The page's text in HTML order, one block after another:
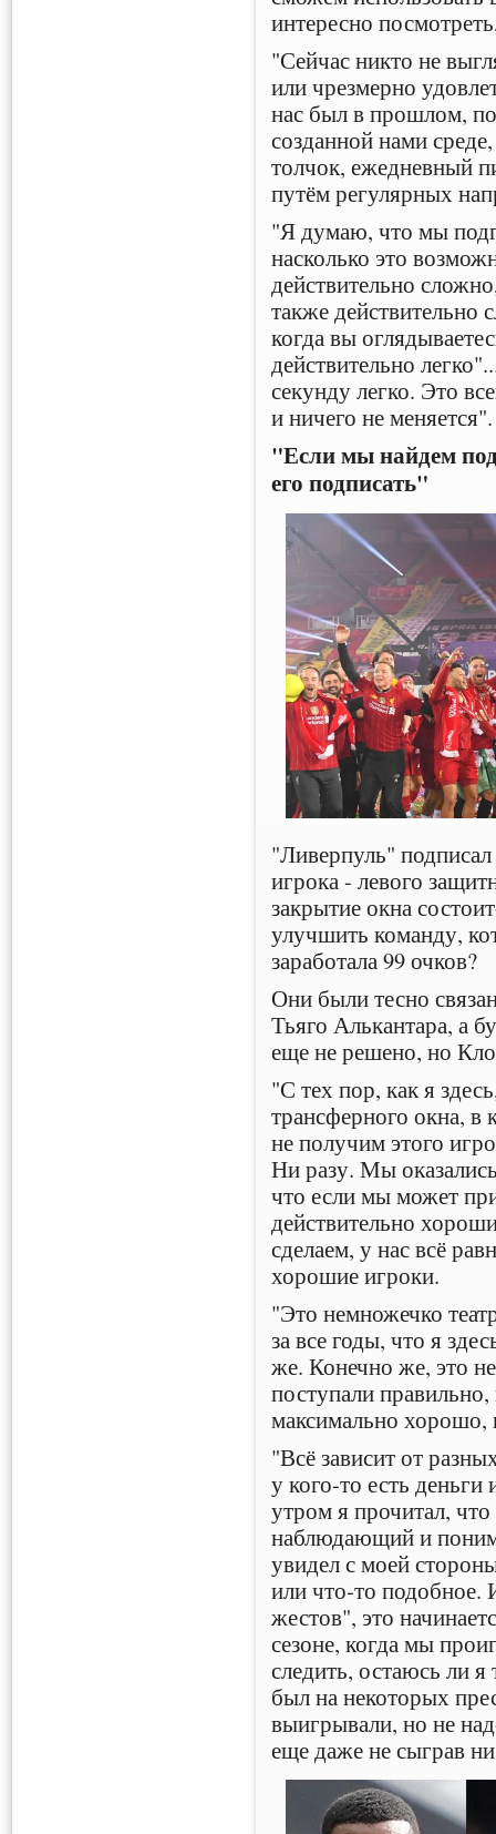
интересно
"Сейчас никто не
или чрезмерно
нас был в прошлом,
созданной нами
толчок, ежедневный
путём регулярных
"Я думаю, что мы
насколько это
действительно
также
когда вы
действительно
секунду легко. Это
и ничего не меняется".
"Если мы найдем
его подписать"
"Ливерпуль" подписал
игрока - левого
закрытие окна
улучшить команду,
заработала 99 очков?
Они были тесно
Тьяго Алькантара, а
еще не решено, но
"С тех пор, как я
трансферного окна,
не получим этого
Ни разу. Мы
что если мы может
действительно
сделаем, у нас всё
хорошие игроки.
"Это немножечко
за все годы, что я
же. Конечно же, это
поступали
максимально хорошо,
"Всё зависит от
у кого-то есть
утром я прочитал,
наблюдающий и
увидел с моей
или что-то подобное.
жестов", это
сезоне, когда мы
следить, остаюсь ли
был на некоторых
выигрывали, но не
еще даже не сыграв